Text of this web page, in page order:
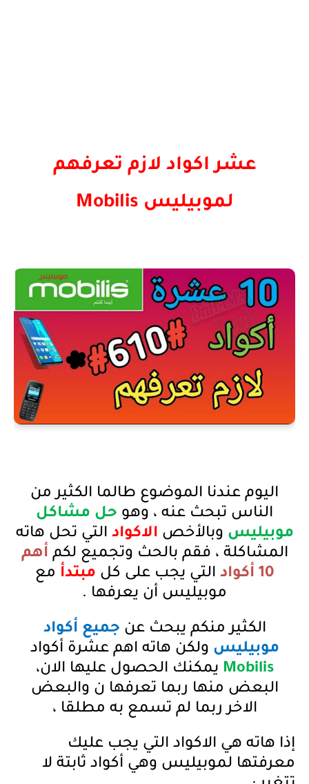
عشر اكواد لازم تعرفهم
لموبيليس Mobilis
اليوم عندنا الموضوع طالما الكثير من
الناس تبحث عنه ، وهو حل مشاكل
موبيليس وبالأخص الاكواد التي تحل هاته
المشاكلة ، فقم بالحث وتجميع لكم أهم
10 أكواد
التي يجب على كل مبتدأ مع
موبيليس أن يعرفها .
الكثير منكم يبحث عن جميع أكواد
موبيليس ولكن هاته اهم عشرة أكواد
Mobilis يمكنك الحصول عليها الان،
البعض منها ربما تعرفها ن والبعض
الاخر ربما لم تسمع به مطلقا ،
إذا هاته هي الاكواد التي يجب عليك
معرفتها لموبيليس وهي أكواد ثابتة لا